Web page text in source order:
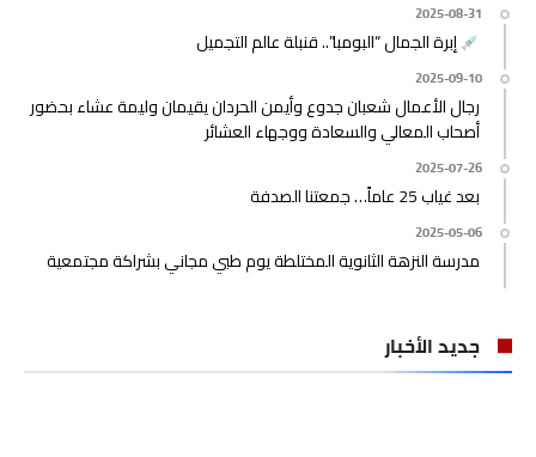
2025-08-31
إبرة الجمال “البومبا”.. قنبلة عالم التجميل
2025-09-10
رجال الأعمال شعبان جدوع وأيمن الحردان يقيمان وليمة عشاء بحضور
أصحاب المعالي والسعادة ووجهاء العشائر
2025-07-26
بعد غياب 25 عاماً… جمعتنا الصدفة
2025-05-06
مدرسة النزهة الثانوية المختلطة يوم طبي مجاني بشراكة مجتمعية
جديد الأخبار